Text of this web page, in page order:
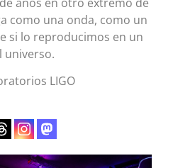
como una onda, como un
si lo reproducimos en un
universo.
LIGO